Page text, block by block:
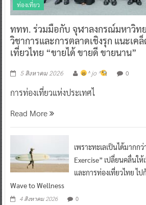
ท่องเที่ยว
ททท. ร่วมมือกับ จุฬาลงกรณ์มหาวิท
วิชาการและการตลาดเชิงรุก แนะเ
เที่ยวไทย “ขายได้ ขายดี ขายนาน”
5 สิงหาคม 2026 ^ jo ^ 0
การท่องเที่ยวแห่งประเทศไ
Read More
เพราะทะเลเป็นได้มาก
Exercise” เปลี่ยนคลื่นใ
และการท่องเที่ยวไทย ไ
Wave to Wellness
4 สิงหาคม 2026 0